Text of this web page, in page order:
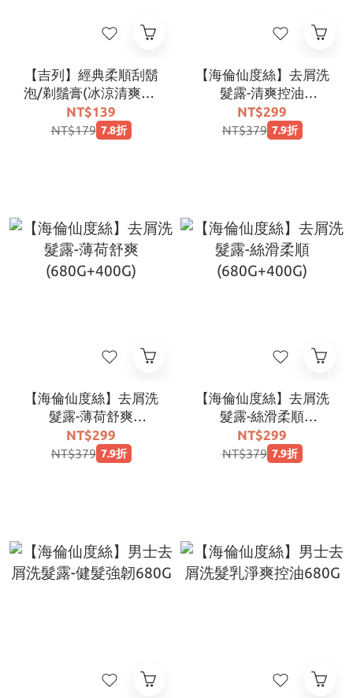
【吉列】經典柔順刮鬍
泡/剃鬚膏(冰涼清爽型)
245G
NT$139
NT$179 7.8折
【海倫仙度絲】去屑洗
髮露-清爽控油
(680G+400G)
NT$299
NT$379 7.9折
【海倫仙度絲】去屑洗
髮露-薄荷舒爽
(680G+400G)
NT$299
NT$379 7.9折
【海倫仙度絲】去屑洗
髮露-絲滑柔順
(680G+400G)
NT$299
NT$379 7.9折